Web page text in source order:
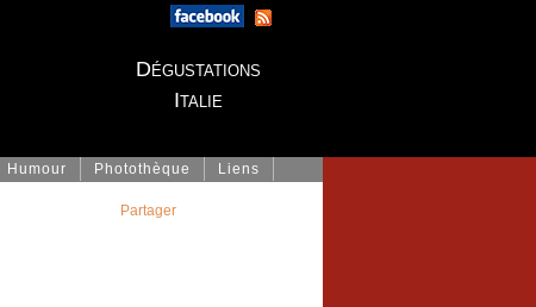
Dégustations
Italie
Humour Photothèque Liens
Partager